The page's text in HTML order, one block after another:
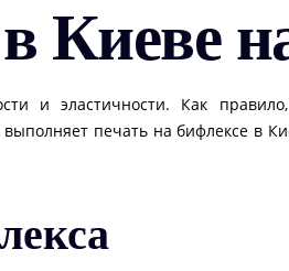
Киеве
и эластичности. Как
печать на бифлексе в